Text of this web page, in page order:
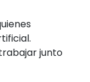
junto